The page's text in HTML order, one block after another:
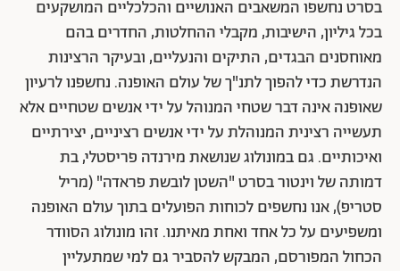
בסרט נחשפו המשאבים האנושיים והכלכליים המושקעים
בכל גיליון, הישיבות, מקבלי ההחלטות, החדרים בהם
מאוחסנים הבגדים, התיקים והנעליים, ובעיקר הרצינות
הנדרשת כדי להפוך לתנ"ך של עולם האופנה. נחשפנו לרעיון
שאופנה אינה דבר שטחי המנוהל על ידי אנשים שטחיים אלא
תעשייה רצינית המנוהלת על ידי אנשים רציניים, יצירתיים
ואיכותיים. גם במונולוג שנושאת מירנדה פריסטלי, בת
דמותה של וינטור בסרט "השטן לובשת פראדה" (מריל
סטריפ), אנו נחשפים לכוחות הפועלים בתוך עולם האופנה
ומשפיעים על כל אחד ואחת מאיתנו. זהו מונולוג הסוודר
הכחול המפורסם, המבקש להסביר גם למי שמתעליין